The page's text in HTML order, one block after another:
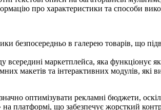
про характеристики та способи
безпосередньо в галерею товарів, що
всередині маркетплейса, яка функціонує
макетів та інтерактивних модулів,
оптимізувати рекламні бюджети,
платформі, що забезпечує жорсткий